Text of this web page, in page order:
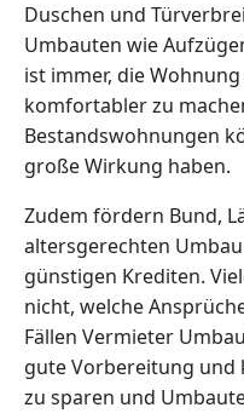
Duschen und
Umbauten wie
ist immer, die
komfortabler zu
Bestandswohnungen
große Wirkung haben.
Zudem fördern Bund,
altersgerechten
günstigen Krediten.
nicht, welche
Fällen Vermieter
gute Vorbereitung und
zu sparen und